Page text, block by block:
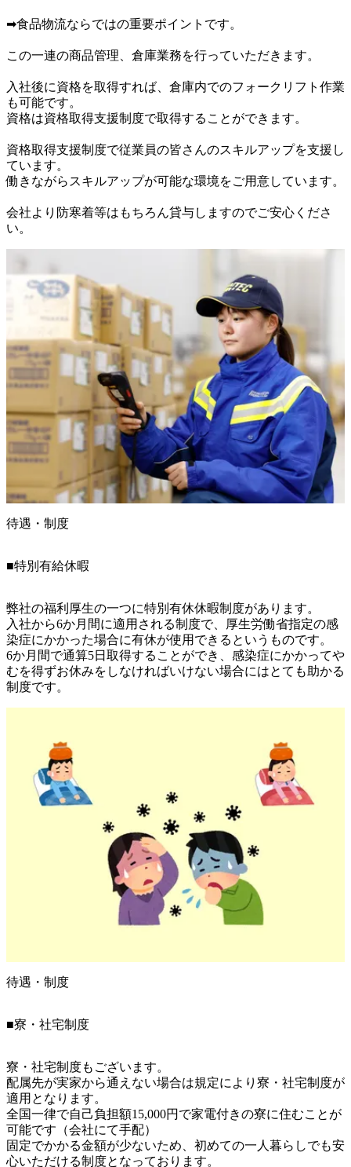
➡食品物流ならではの重要ポイントです。
この一連の商品管理、倉庫業務を行っていただきます。
入社後に資格を取得すれば、倉庫内でのフォークリフト作業
も可能です。
資格は資格取得支援制度で取得することができます。
資格取得支援制度で従業員の皆さんのスキルアップを支援し
ています。
働きながらスキルアップが可能な環境をご用意しています。
会社より防寒着等はもちろん貸与しますのでご安心くださ
い。
待遇・制度
■特別有給休暇
弊社の福利厚生の一つに特別有休休暇制度があります。
入社から6か月間に適用される制度で、厚生労働省指定の感
染症にかかった場合に有休が使用できるというものです。
6か月間で通算5日取得することができ、感染症にかかってや
むを得ずお休みをしなければいけない場合にはとても助かる
制度です。
待遇・制度
■寮・社宅制度
寮・社宅制度もございます。
配属先が実家から通えない場合は規定により寮・社宅制度が
適用となります。
全国一律で自己負担額15,000円で家電付きの寮に住むことが
可能です（会社にて手配）
固定でかかる金額が少ないため、初めての一人暮らしでも安
心いただける制度となっております。